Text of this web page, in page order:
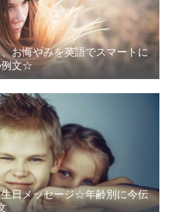
お悔やみを英語でスマートに
例文☆
日メッセージ☆年齢別に今伝